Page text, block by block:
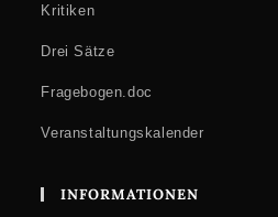
Kritiken
Drei Sätze
Fragebogen.doc
Veranstaltungskalender
INFORMATIONEN